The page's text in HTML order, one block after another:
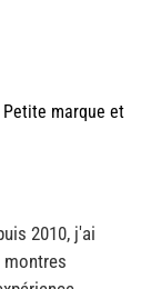
Petite marque et
2010, j'ai